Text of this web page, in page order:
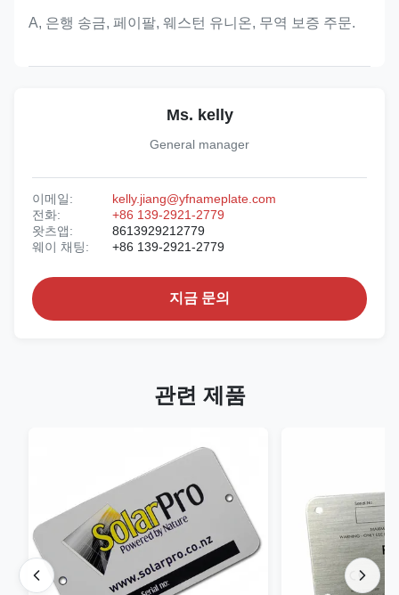
A, 은행 송금, 페이팔, 웨스턴 유니온, 무역 보증 주문.
Ms. kelly
General manager
이메일:
kelly.jiang@yfnameplate.com
전화:
+86 139-2921-2779
왓츠앱:
8613929212779
웨이 채팅:
+86 139-2921-2779
지금 문의
관련 제품